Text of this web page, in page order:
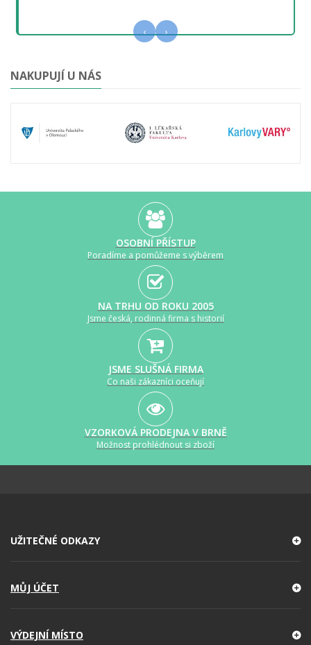
‹ ›
NAKUPUJÍ U NÁS
OSOBNÍ PŘÍSTUP
Poradíme a pomůžeme s výběrem
NA TRHU OD ROKU 2005
Jsme česká, rodinná firma s historií
JSME SLUŠNÁ FIRMA
Co naši zákazníci oceňují
VZORKOVÁ PRODEJNA V BRNĚ
Možnost prohlédnout si zboží
UŽITEČNÉ ODKAZY
MŮJ ÚČET
VÝDEJNÍ MÍSTO